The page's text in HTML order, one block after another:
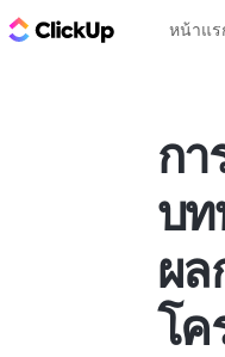
บล็อกหน้าแร
กา
บท
ผล
โค